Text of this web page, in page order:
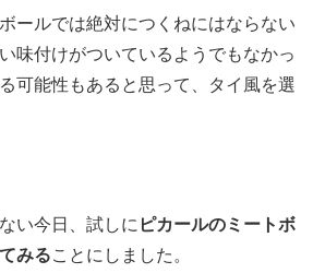
ールでは絶対につくねにはならない
味付けがついているようでもなかっ
可能性もあると思って、タイ風を選
い今日、試しにピカールのミートボ
みることにしました。